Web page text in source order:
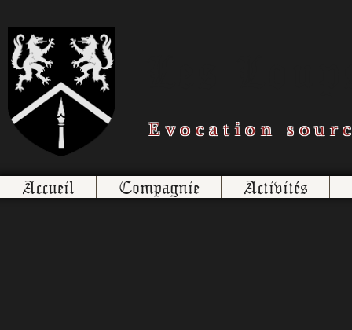
Evocation
Accueil Compagnie Activités